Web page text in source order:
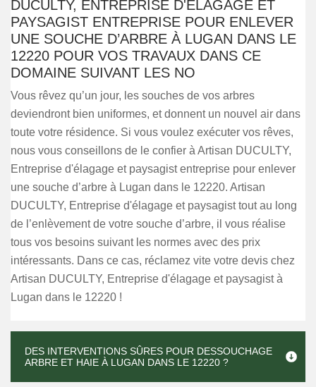
DUCULTY, ENTREPRISE D'ÉLAGAGE ET
PAYSAGIST ENTREPRISE POUR ENLEVER
UNE SOUCHE D’ARBRE À LUGAN DANS LE
12220 POUR VOS TRAVAUX DANS CE
DOMAINE SUIVANT LES NO
Vous rêvez qu’un jour, les souches de vos arbres
deviendront bien uniformes, et donnent un nouvel air dans
toute votre résidence. Si vous voulez exécuter vos rêves,
nous vous conseillons de le confier à Artisan DUCULTY,
Entreprise d'élagage et paysagist entreprise pour enlever
une souche d’arbre à Lugan dans le 12220. Artisan
DUCULTY, Entreprise d'élagage et paysagist tout au long
de l’enlèvement de votre souche d’arbre, il vous réalise
tous vos besoins suivant les normes avec des prix
intéressants. Dans ce cas, réclamez vite votre devis chez
Artisan DUCULTY, Entreprise d'élagage et paysagist à
Lugan dans le 12220 !
DES INTERVENTIONS SÛRES POUR DESSOUCHAGE
ARBRE ET HAIE À LUGAN DANS LE 12220 ?